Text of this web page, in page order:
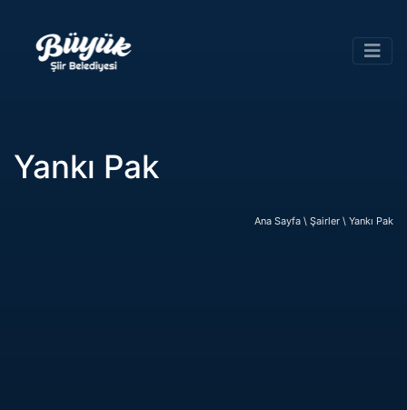
Yankı Pak
Ana Sayfa \ Şairler \ Yankı Pak